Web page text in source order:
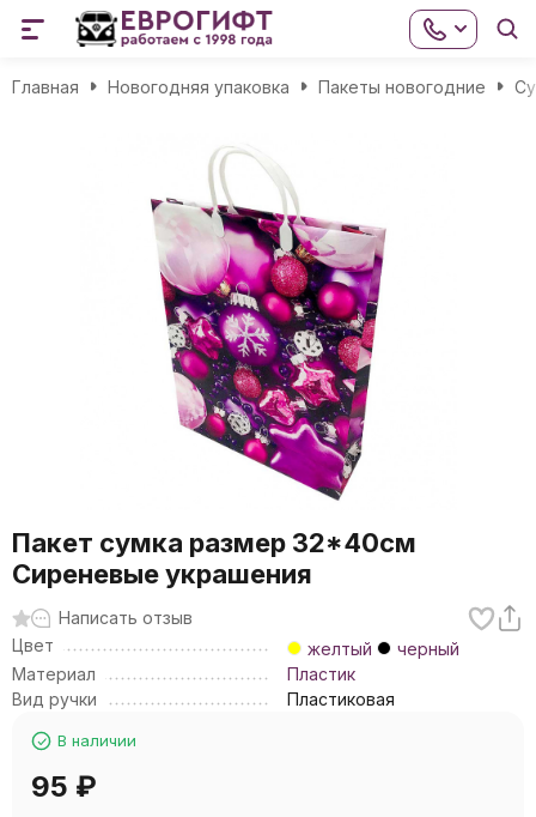
Главная Новогодняя упаковка Пакеты новогодние
Пакет сумка размер 32*40см
Сиреневые украшения
Написать отзыв
Цвет
желтый
черный
Материал
Пластик
Вид ручки
Пластиковая
В наличии
95 ₽